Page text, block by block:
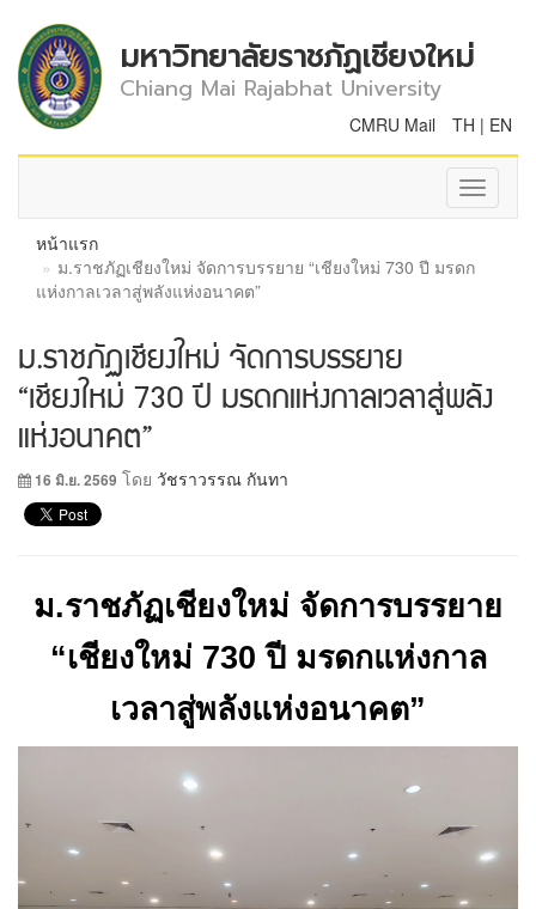
มหาวิทยาลัยราชภัฏเชียงใหม่
Chiang Mai Rajabhat University
CMRU Mail TH | EN
Toggle
หน้าแรก
ม.ราชภัฏเชียงใหม่ จัดการบรรยาย “เชียงใหม่ 730 ปี มรดก
แห่งกาลเวลาสู่พลังแห่งอนาคต”
ม.ราชภัฏเชียงใหม่ จัดการบรรยาย
“เชียงใหม่ 730 ปี มรดกแห่งกาลเวลาสู่พลัง
แห่งอนาคต”
16 มิ.ย. 2569 โดย วัชราวรรณ กันทา
ม.ราชภัฏเชียงใหม่ จัดการบรรยาย
“เชียงใหม่ 730 ปี มรดกแห่งกาล
เวลาสู่พลังแห่งอนาคต”